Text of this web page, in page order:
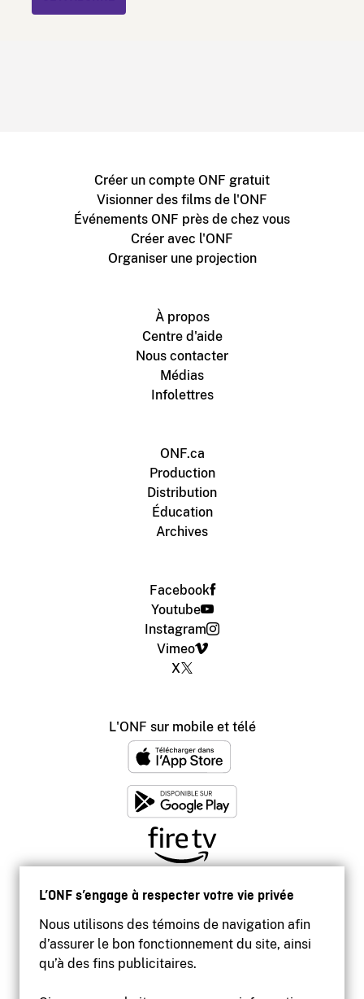
L’ONF s’engage à respecter votre vie privée
Nous utilisons des témoins de navigation afin
d’assurer le bon fonctionnement du site, ainsi
qu’à des fins publicitaires.
Créer un compte ONF gratuit
Visionner des films de l'ONF
Événements ONF près de chez vous
Créer avec l'ONF
Organiser une projection
À propos
Centre d'aide
Nous contacter
Médias
Infolettres
ONF.ca
Production
Distribution
Éducation
Archives
Facebook
Youtube
Instagram
Vimeo
X
L'ONF sur mobile et télé